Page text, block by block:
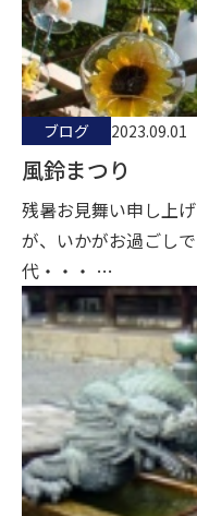
ブログ 2023.09.01
風鈴まつり
残暑お見舞い申し上
が、いかがお過ごし
代・・・ …